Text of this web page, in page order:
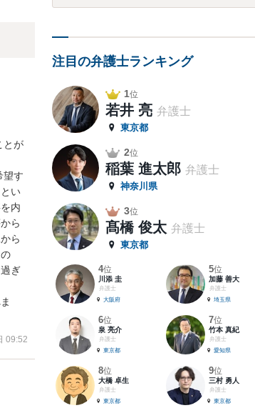
とが
望す
い
内
ら
ら
ぎ
09:52
注目の弁護士ランキング
1位
若井 亮 弁護士
東京都
2位
稲葉 進太郎 弁護士
神奈川県
3位
髙橋 俊太 弁護士
東京都
4位
川添 圭
弁護士
大阪府
5位
加藤 善大
弁護士
埼玉県
6位
泉 亮介
弁護士
東京都
7位
竹本 真紀
弁護士
愛知県
8位
大橋 卓生
弁護士
東京都
9位
三村 勇人
弁護士
東京都